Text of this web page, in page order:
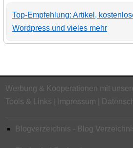
Top-Empfehlung: Artikel,
Wordpress und vieles mehr
Werbung & Kooperationen mit
Tools & Links
Impressum
Blogverzeichnis - Blog